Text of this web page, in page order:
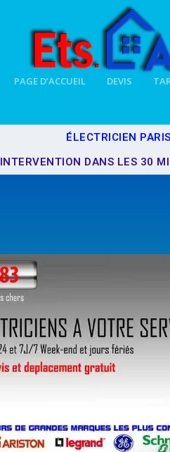
PAGE D’ACCUEIL DEVIS
ÉLECTRICIEN
INTERVENTION DANS LES 30